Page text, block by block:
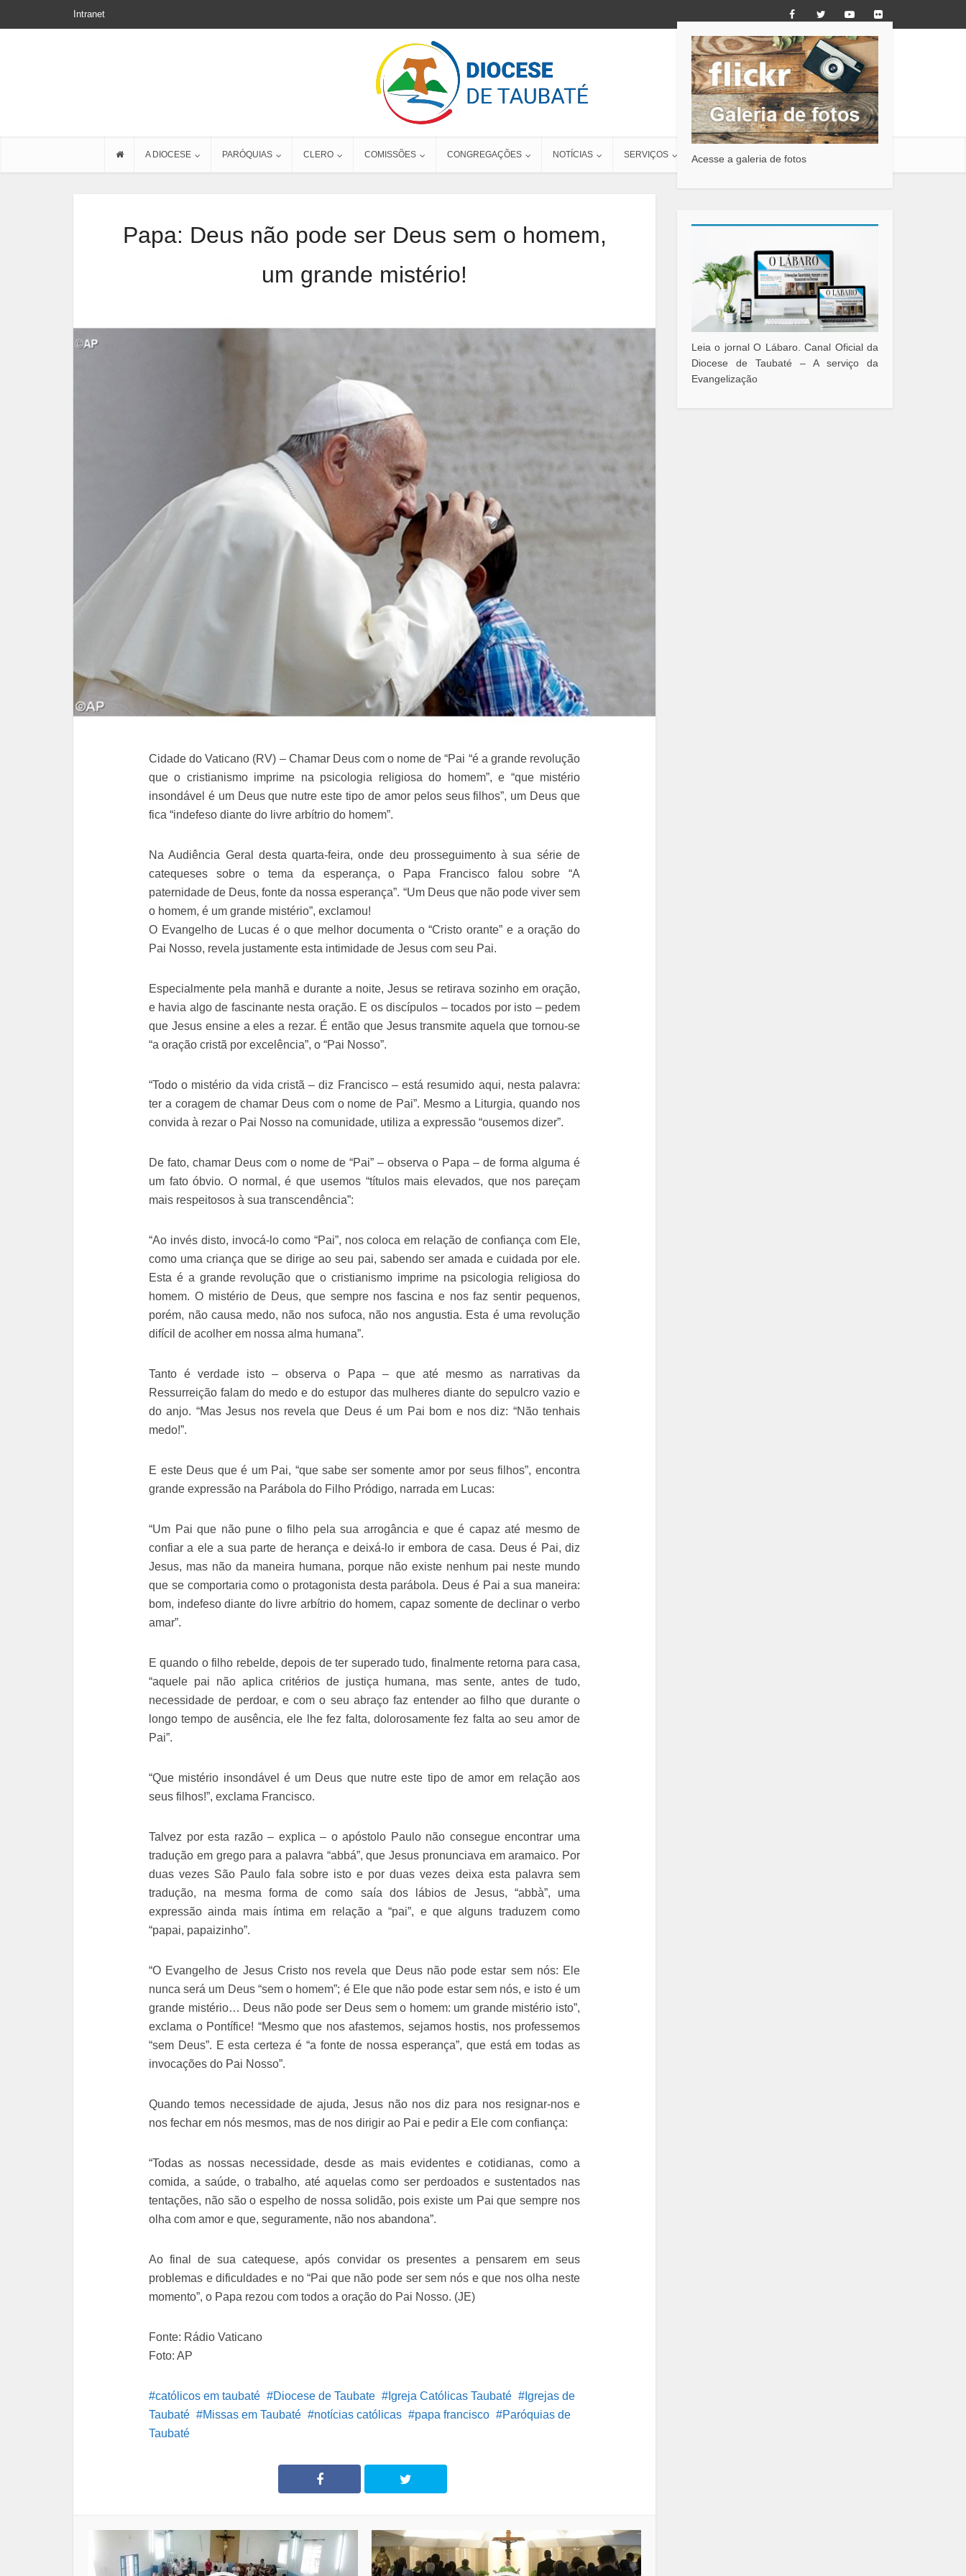
Intranet
A DIOCESE PARÓQUIAS CLERO COMISSÕES CONGREGAÇÕES NOTÍCIAS SERVIÇOS CONTATO
Papa: Deus não pode ser Deus sem o homem,
um grande mistério!
Cidade do Vaticano (RV) – Chamar Deus com o nome de “Pai “é a grande revolução
que o cristianismo imprime na psicologia religiosa do homem”, e “que mistério
insondável é um Deus que nutre este tipo de amor pelos seus filhos”, um Deus que
fica “indefeso diante do livre arbítrio do homem”.
Na Audiência Geral desta quarta-feira, onde deu prosseguimento à sua série de
catequeses sobre o tema da esperança, o Papa Francisco falou sobre “A
paternidade de Deus, fonte da nossa esperança”. “Um Deus que não pode viver sem
o homem, é um grande mistério”, exclamou!
O Evangelho de Lucas é o que melhor documenta o “Cristo orante” e a oração do
Pai Nosso, revela justamente esta intimidade de Jesus com seu Pai.
Especialmente pela manhã e durante a noite, Jesus se retirava sozinho em oração,
e havia algo de fascinante nesta oração. E os discípulos – tocados por isto – pedem
que Jesus ensine a eles a rezar. É então que Jesus transmite aquela que tornou-se
“a oração cristã por excelência”, o “Pai Nosso”.
“Todo o mistério da vida cristã – diz Francisco – está resumido aqui, nesta palavra:
ter a coragem de chamar Deus com o nome de Pai”. Mesmo a Liturgia, quando nos
convida à rezar o Pai Nosso na comunidade, utiliza a expressão “ousemos dizer”.
De fato, chamar Deus com o nome de “Pai” – observa o Papa – de forma alguma é
um fato óbvio. O normal, é que usemos “títulos mais elevados, que nos pareçam
mais respeitosos à sua transcendência”:
“Ao invés disto, invocá-lo como “Pai”, nos coloca em relação de confiança com Ele,
como uma criança que se dirige ao seu pai, sabendo ser amada e cuidada por ele.
Esta é a grande revolução que o cristianismo imprime na psicologia religiosa do
homem. O mistério de Deus, que sempre nos fascina e nos faz sentir pequenos,
porém, não causa medo, não nos sufoca, não nos angustia. Esta é uma revolução
difícil de acolher em nossa alma humana”.
Tanto é verdade isto – observa o Papa – que até mesmo as narrativas da
Ressurreição falam do medo e do estupor das mulheres diante do sepulcro vazio e
do anjo. “Mas Jesus nos revela que Deus é um Pai bom e nos diz: “Não tenhais
medo!”.
E este Deus que é um Pai, “que sabe ser somente amor por seus filhos”, encontra
grande expressão na Parábola do Filho Pródigo, narrada em Lucas:
“Um Pai que não pune o filho pela sua arrogância e que é capaz até mesmo de
confiar a ele a sua parte de herança e deixá-lo ir embora de casa. Deus é Pai, diz
Jesus, mas não da maneira humana, porque não existe nenhum pai neste mundo
que se comportaria como o protagonista desta parábola. Deus é Pai a sua maneira:
bom, indefeso diante do livre arbítrio do homem, capaz somente de declinar o verbo
amar”.
E quando o filho rebelde, depois de ter superado tudo, finalmente retorna para casa,
“aquele pai não aplica critérios de justiça humana, mas sente, antes de tudo,
necessidade de perdoar, e com o seu abraço faz entender ao filho que durante o
longo tempo de ausência, ele lhe fez falta, dolorosamente fez falta ao seu amor de
Pai”.
“Que mistério insondável é um Deus que nutre este tipo de amor em relação aos
seus filhos!”, exclama Francisco.
Talvez por esta razão – explica – o apóstolo Paulo não consegue encontrar uma
tradução em grego para a palavra “abbá”, que Jesus pronunciava em aramaico. Por
duas vezes São Paulo fala sobre isto e por duas vezes deixa esta palavra sem
tradução, na mesma forma de como saía dos lábios de Jesus, “abbà”, uma
expressão ainda mais íntima em relação a “pai”, e que alguns traduzem como
“papai, papaizinho”.
“O Evangelho de Jesus Cristo nos revela que Deus não pode estar sem nós: Ele
nunca será um Deus “sem o homem”; é Ele que não pode estar sem nós, e isto é um
grande mistério… Deus não pode ser Deus sem o homem: um grande mistério isto”,
exclama o Pontífice! “Mesmo que nos afastemos, sejamos hostis, nos professemos
“sem Deus”. E esta certeza é “a fonte de nossa esperança”, que está em todas as
invocações do Pai Nosso”.
Quando temos necessidade de ajuda, Jesus não nos diz para nos resignar-nos e
nos fechar em nós mesmos, mas de nos dirigir ao Pai e pedir a Ele com confiança:
“Todas as nossas necessidade, desde as mais evidentes e cotidianas, como a
comida, a saúde, o trabalho, até aquelas como ser perdoados e sustentados nas
tentações, não são o espelho de nossa solidão, pois existe um Pai que sempre nos
olha com amor e que, seguramente, não nos abandona”.
Ao final de sua catequese, após convidar os presentes a pensarem em seus
problemas e dificuldades e no “Pai que não pode ser sem nós e que nos olha neste
momento”, o Papa rezou com todos a oração do Pai Nosso. (JE)
Fonte: Rádio Vaticano
Foto: AP
católicos em taubaté Diocese de Taubate Igreja Católicas Taubaté
Igrejas de
Taubaté
Missas em Taubaté notícias católicas papa francisco
Paróquias de
Taubaté
Acesse a galeria de fotos
Leia o jornal O Lábaro. Canal Oficial da
Diocese de Taubaté – A serviço da
Evangelização